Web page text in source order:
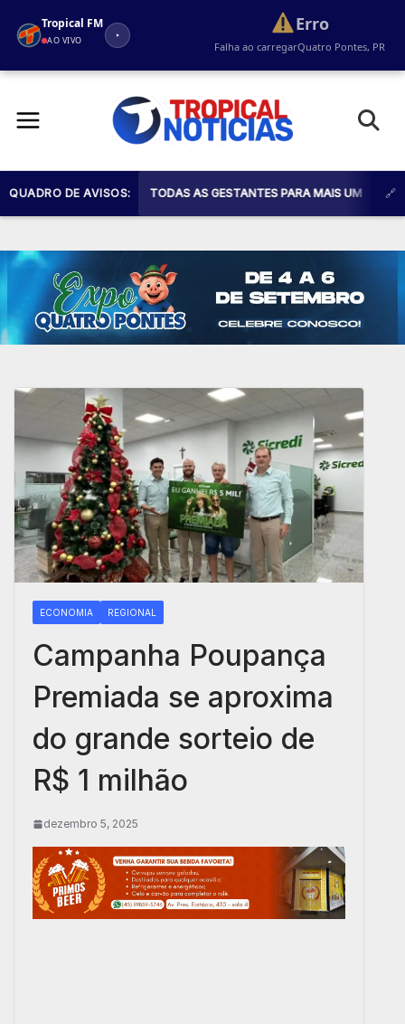
Tropical FM
AO VIVO
Erro
Falha ao carregarQuatro Pontes, PR
QUADRO DE AVISOS:
SAÚDE CONVIDA TODAS AS GESTANTES PARA MAIS UM ENCONTRO
ECONOMIA REGIONAL
Campanha Poupança
Premiada se aproxima
do grande sorteio de
R$ 1 milhão
dezembro 5, 2025